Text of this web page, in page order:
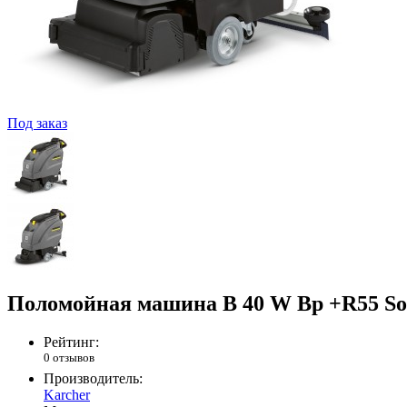
Под заказ
Поломойная машина B 40 W Bp +R55
Рейтинг:
0 отзывов
Производитель:
Karcher